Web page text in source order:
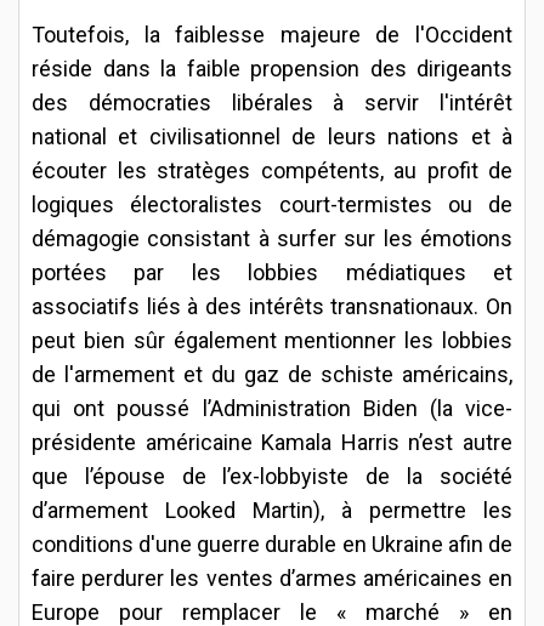
Toutefois, la faiblesse majeure de l'Occident
réside dans la faible propension des dirigeants
des démocraties libérales à servir l'intérêt
national et civilisationnel de leurs nations et à
écouter les stratèges compétents, au profit de
logiques électoralistes court-termistes ou de
démagogie consistant à surfer sur les émotions
portées par les lobbies médiatiques et
associatifs liés à des intérêts transnationaux. On
peut bien sûr également mentionner les lobbies
de l'armement et du gaz de schiste américains,
qui ont poussé l’Administration Biden (la vice-
présidente américaine Kamala Harris n’est autre
que l’épouse de l’ex-lobbyiste de la société
d’armement Looked Martin), à permettre les
conditions d'une guerre durable en Ukraine afin de
faire perdurer les ventes d’armes américaines en
Europe pour remplacer le « marché » en